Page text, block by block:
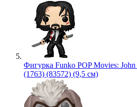
Фигурка Funko POP Movies:
(1763) (83572) (9,5 см)